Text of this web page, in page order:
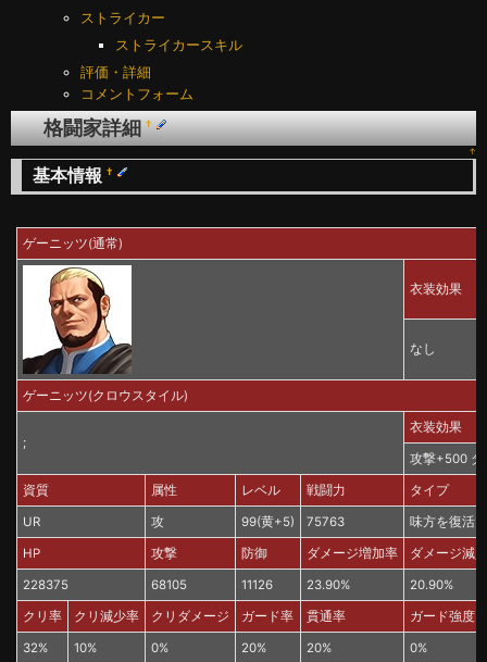
ストライカー
ストライカースキル
評価・詳細
コメントフォーム
格闘家詳細†
↑
基本情報 †
ゲーニッツ(通常)
衣装効果
なし
ゲーニッツ(クロウスタイル)
;
衣装効果
攻撃+500 ダ
資質 属性 レベル 戦闘力 タイプ
UR 攻 99(黄+5) 75763 味方を復活
HP 攻撃 防御 ダメージ増加率 ダメージ減
228375 68105 11126 23.90% 20.90%
クリ率 クリ減少率 クリダメージ ガード率 貫通率 ガード強度
32% 10% 0% 20% 20% 0%